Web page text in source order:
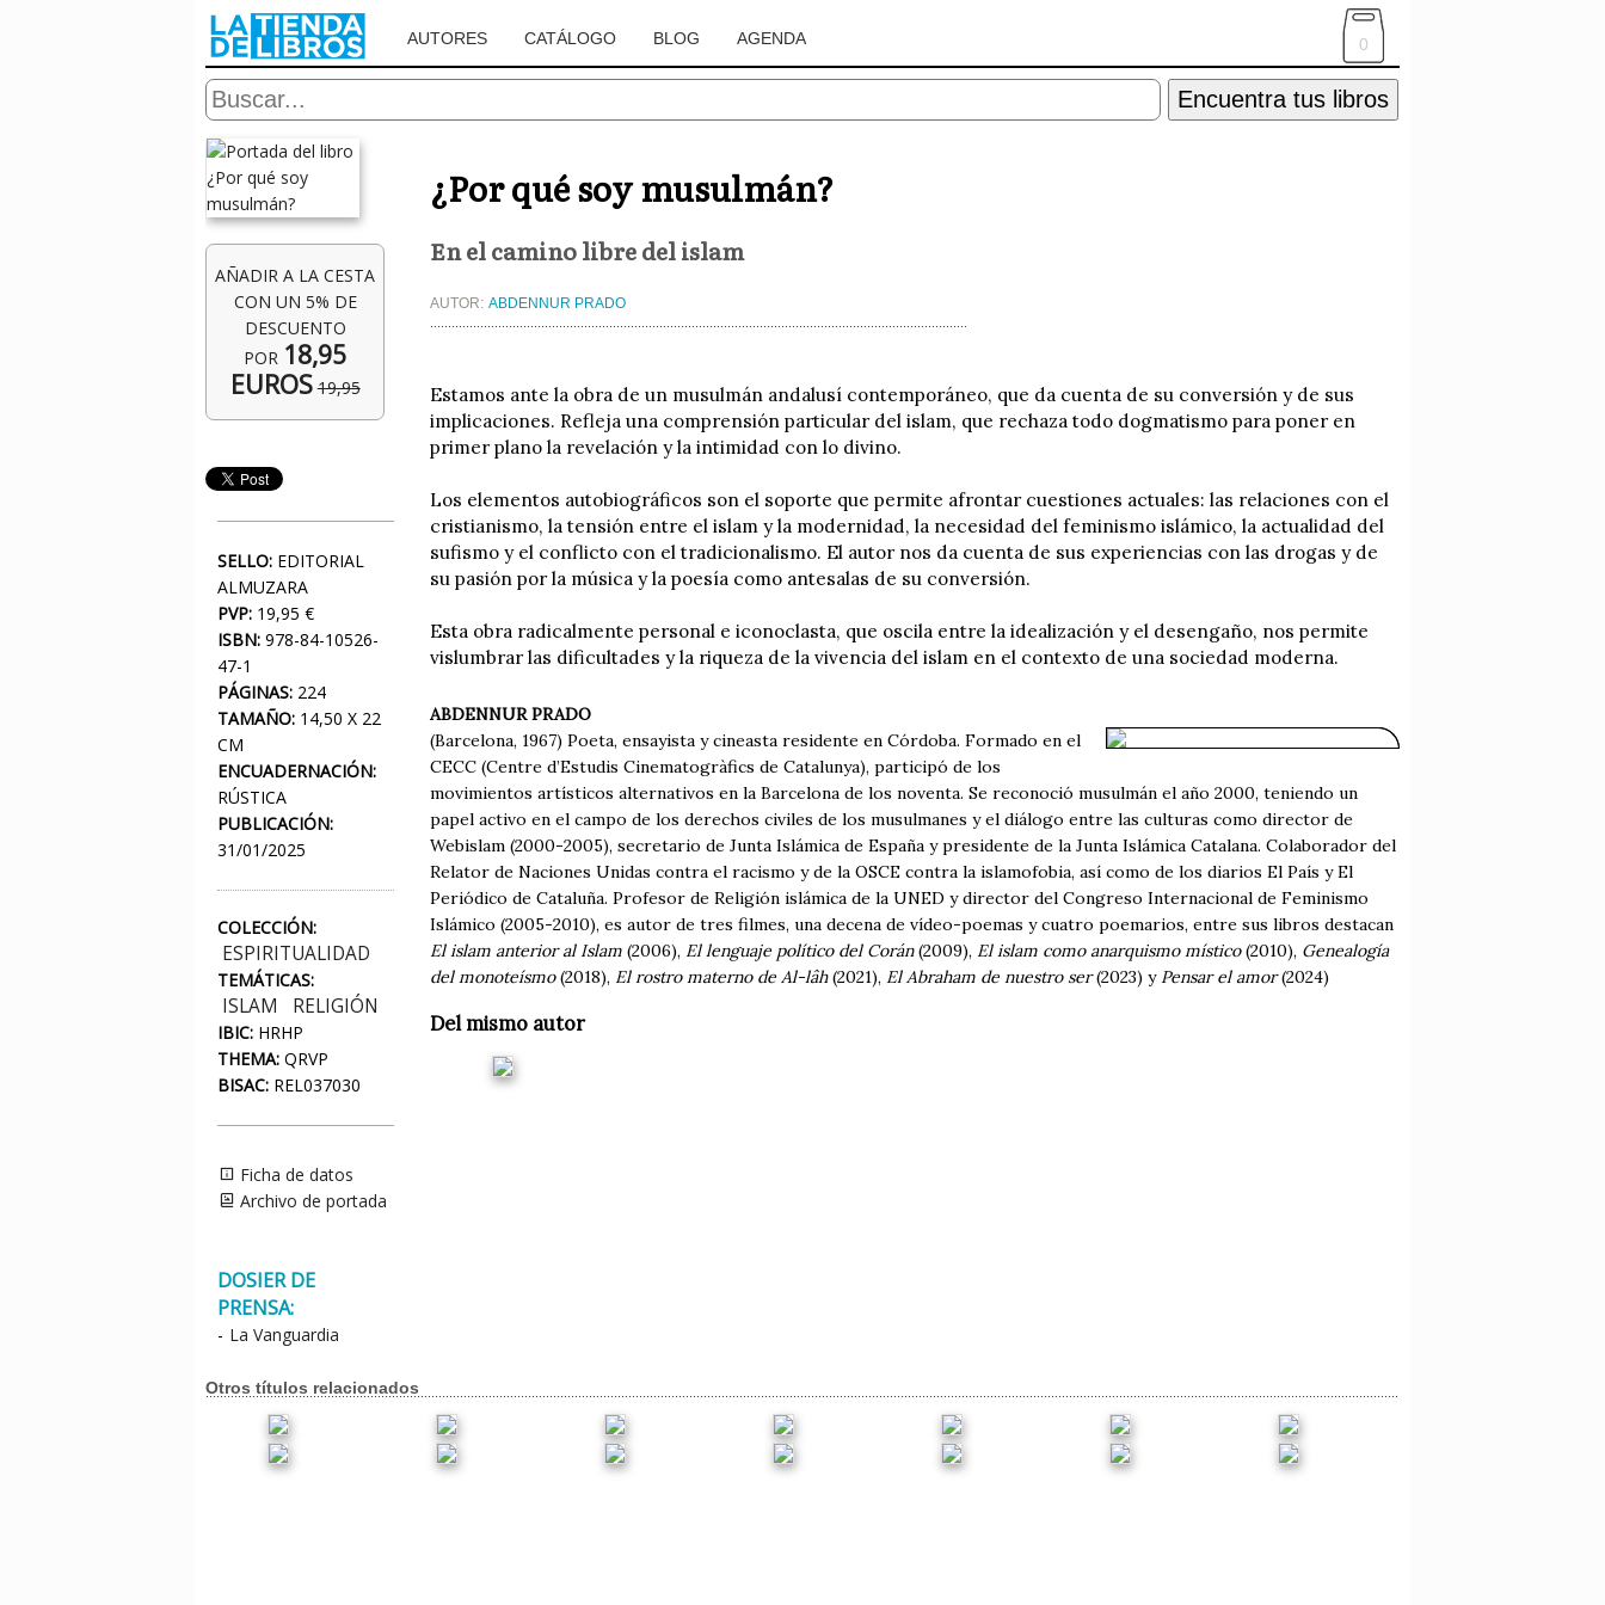
AUTORES CATÁLOGO BLOG AGENDA 0
Encuentra tus libros
AÑADIR A LA CESTA
CON UN 5% DE
DESCUENTO
POR 18,95
EUROS 19,95
SELLO: EDITORIAL
ALMUZARA
PVP: 19,95 €
ISBN: 978-84-10526-
47-1
PÁGINAS: 224
TAMAÑO: 14,50 X 22
CM
ENCUADERNACIÓN:
RÚSTICA
PUBLICACIÓN:
31/01/2025
COLECCIÓN:
ESPIRITUALIDAD
TEMÁTICAS:
ISLAM RELIGIÓN
IBIC: HRHP
THEMA: QRVP
BISAC: REL037030
Ficha de datos
Archivo de portada
DOSIER DE
PRENSA:
- La Vanguardia
¿Por qué soy musulmán?
En el camino libre del islam
AUTOR: ABDENNUR PRADO
Estamos ante la obra de un musulmán andalusí contemporáneo, que da cuenta de su conversión y de sus
implicaciones. Refleja una comprensión particular del islam, que rechaza todo dogmatismo para poner en
primer plano la revelación y la intimidad con lo divino.
Los elementos autobiográficos son el soporte que permite afrontar cuestiones actuales: las relaciones con el
cristianismo, la tensión entre el islam y la modernidad, la necesidad del feminismo islámico, la actualidad del
sufismo y el conflicto con el tradicionalismo. El autor nos da cuenta de sus experiencias con las drogas y de
su pasión por la música y la poesía como antesalas de su conversión.
Esta obra radicalmente personal e iconoclasta, que oscila entre la idealización y el desengaño, nos permite
vislumbrar las dificultades y la riqueza de la vivencia del islam en el contexto de una sociedad moderna.
ABDENNUR PRADO
(Barcelona, 1967) Poeta, ensayista y cineasta residente en Córdoba. Formado en el
CECC (Centre d’Estudis Cinematogràfics de Catalunya), participó de los
movimientos artísticos alternativos en la Barcelona de los noventa. Se reconoció musulmán el año 2000, teniendo un
papel activo en el campo de los derechos civiles de los musulmanes y el diálogo entre las culturas como director de
Webislam (2000-2005), secretario de Junta Islámica de España y presidente de la Junta Islámica Catalana. Colaborador del
Relator de Naciones Unidas contra el racismo y de la OSCE contra la islamofobia, así como de los diarios El País y El
Periódico de Cataluña. Profesor de Religión islámica de la UNED y director del Congreso Internacional de Feminismo
Islámico (2005-2010), es autor de tres filmes, una decena de vídeo-poemas y cuatro poemarios, entre sus libros destacan
El islam anterior al Islam (2006), El lenguaje político del Corán(2009), El islam como anarquismo místico(2010), Genealogía
del monoteísmo(2018), El rostro materno de Al-lâh(2021), El Abraham de nuestro ser(2023) y Pensar el amor(2024)
Del mismo autor
Otros títulos relacionados